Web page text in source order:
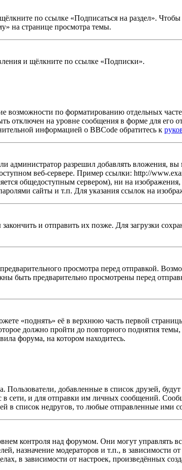
по ссылке «Подписаться на раздел».
на странице просмотра темы.
и щёлкните по ссылке «Подписки».
возможности по форматированию отдельных
отключен на уровне сообщения в форме для
информацией о BBCode обратитесь к
администратор разрешил добавлять вложения,
веб-сервере. Пример ссылки: http://
общедоступным сервером), ни на
сайты и т.п. Для указания ссылок на
и отправить их позже. Для загрузки
просмотра перед отправкой.
быть предварительно просмотрены перед
«поднять» её в верхнюю часть первой страницы
должно пройти до повторного поднятия
форума, на котором находитесь.
добавленные в список друзей,
сети, и для отправки им личных сообщений.
в список недругов, то любые отправленные ими
контроля над форумом. Они могут управлять
назначение модераторов и т.п., в
в зависимости от настроек, произведённых